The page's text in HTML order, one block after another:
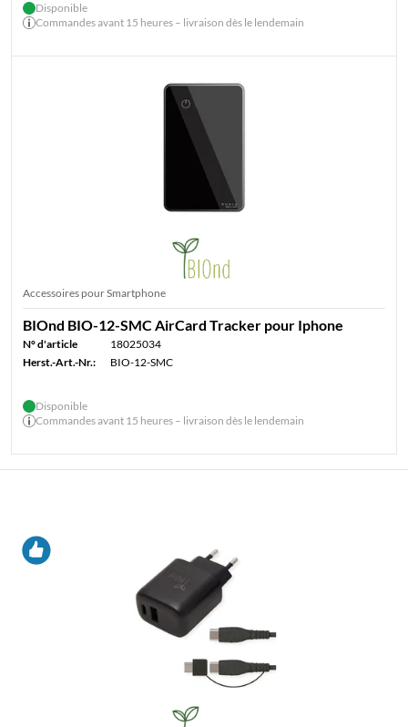
Disponible
Commandes avant 15 heures – livraison dès le lendemain
Accessoires pour Smartphone
BIOnd BIO-12-SMC AirCard Tracker pour Iphone
N° d'article
18025034
Herst.-Art.-Nr.:
BIO-12-SMC
Disponible
Commandes avant 15 heures – livraison dès le lendemain